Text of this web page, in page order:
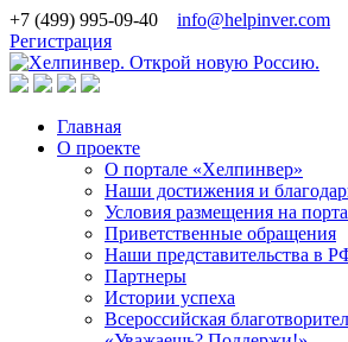
+7 (499) 995-09-40
info@helpinver.com
Регистрация
Главная
О проекте
О портале «Хелпинвер»
Наши достижения и
Условия размещения на
Приветственные обращения
Наши представительства в
Партнеры
Истории успеха
Всероссийская